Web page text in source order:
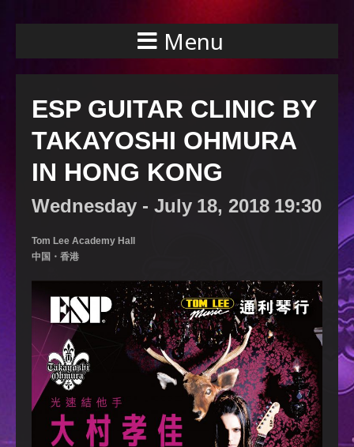
Menu
ESP GUITAR CLINIC BY
TAKAYOSHI OHMURA
IN HONG KONG
Wednesday - July 18, 2018 19:30
Tom Lee Academy Hall
中国・香港